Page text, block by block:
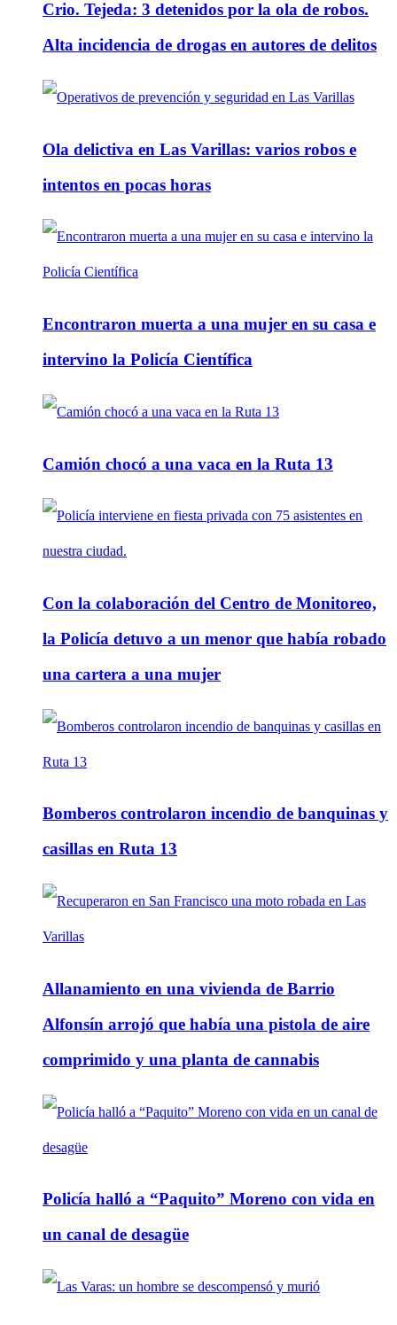
Crio. Tejeda: 3 detenidos por la ola de robos.
Alta incidencia de drogas en autores de delitos
Ola delictiva en Las Varillas: varios robos e
intentos en pocas horas
Encontraron muerta a una mujer en su casa e
intervino la Policía Científica
Camión chocó a una vaca en la Ruta 13
Con la colaboración del Centro de Monitoreo,
la Policía detuvo a un menor que había robado
una cartera a una mujer
Bomberos controlaron incendio de banquinas y
casillas en Ruta 13
Allanamiento en una vivienda de Barrio
Alfonsín arrojó que había una pistola de aire
comprimido y una planta de cannabis
Policía halló a “Paquito” Moreno con vida en
un canal de desagüe